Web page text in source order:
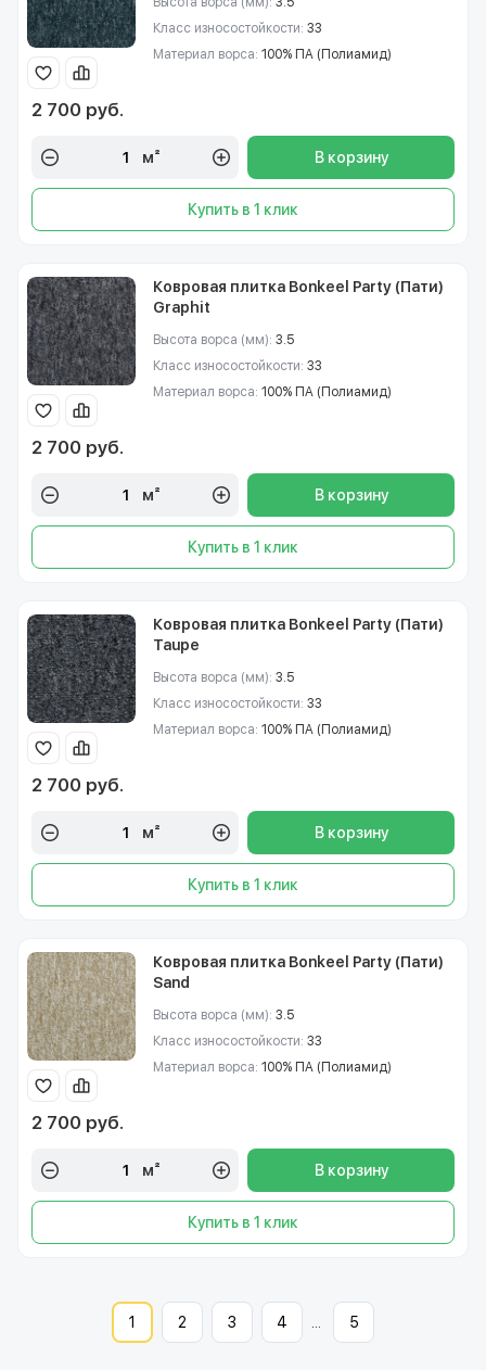
Класс износостойкости: 33
Материал ворса: 100% ПА (Полиамид)
2 700 руб.
м² В корзину
Купить в 1 клик
Ковровая плитка Bonkeel Party (Пати)
Graphit
Высота ворса (мм): 3.5
Класс износостойкости: 33
Материал ворса: 100% ПА (Полиамид)
2 700 руб.
м² В корзину
Купить в 1 клик
Ковровая плитка Bonkeel Party (Пати)
Taupe
Высота ворса (мм): 3.5
Класс износостойкости: 33
Материал ворса: 100% ПА (Полиамид)
2 700 руб.
м² В корзину
Купить в 1 клик
Ковровая плитка Bonkeel Party (Пати)
Sand
Высота ворса (мм): 3.5
Класс износостойкости: 33
Материал ворса: 100% ПА (Полиамид)
2 700 руб.
м² В корзину
Купить в 1 клик
1 2 3 4 5